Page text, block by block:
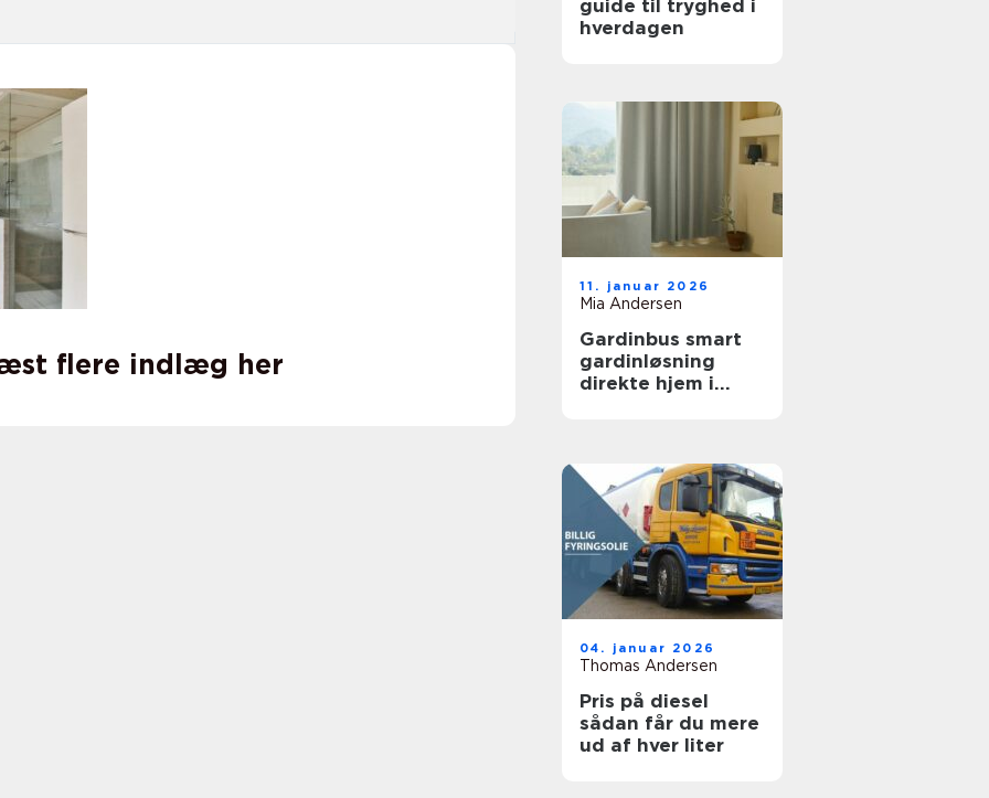
flere indlæg her
guide til tryghed i
hverdagen
11. januar 2026
Mia Andersen
Gardinbus smart
gardinløsning
direkte hjem i
04. januar 2026
Thomas Andersen
Pris på diesel
sådan får du mere
ud af hver liter